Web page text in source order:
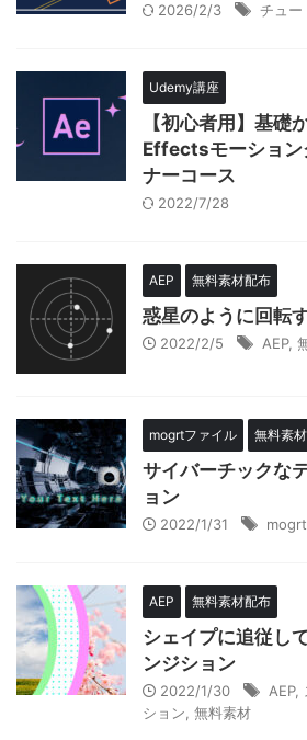
2026/2/3 チュー
Udemy講座
【初心者用】基
Effectsモーション
ナーコース
2022/7/28
AEP 無料素材配布
惑星のように回転
2022/2/5 AEP,
mogrtファイル 無料素
サイバーチックな
ョン
2022/1/31 mogrt
AEP 無料素材配布
シェイプに追従し
ンジション
2022/1/30 AEP,
ション 無料素材